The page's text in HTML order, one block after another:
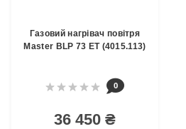
Газовий нагрівач повітря
Master BLP 73 ET (4015.113)
0
36 450 ₴